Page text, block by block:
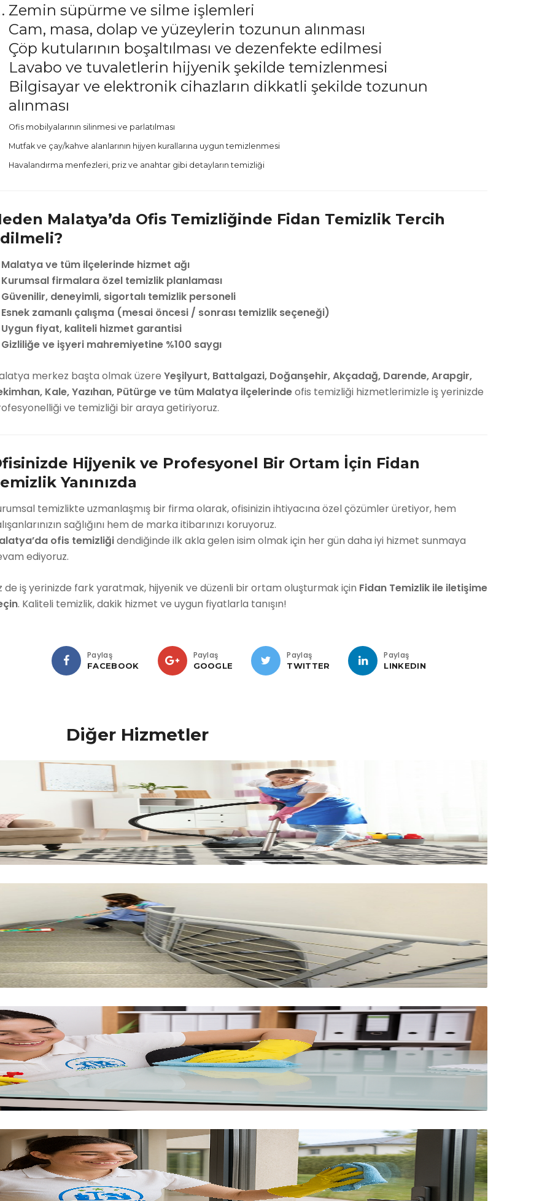
Zemin süpürme ve silme işlemleri
Cam, masa, dolap ve yüzeylerin tozunun alınması
Çöp kutularının boşaltılması ve dezenfekte edilmesi
Lavabo ve tuvaletlerin hijyenik şekilde temizlenmesi
Bilgisayar ve elektronik cihazların dikkatli şekilde tozunun
alınması
Ofis mobilyalarının silinmesi ve parlatılması
Mutfak ve çay/kahve alanlarının hijyen kurallarına uygun temizlenmesi
Havalandırma menfezleri, priz ve anahtar gibi detayların temizliği
Malatya’da Ofis Temizliğinde Fidan Temizlik Tercih
Malatya ve tüm ilçelerinde hizmet ağı
Kurumsal firmalara özel temizlik planlaması
Güvenilir, deneyimli, sigortalı temizlik personeli
Esnek zamanlı çalışma (mesai öncesi / sonrası temizlik seçeneği)
Uygun fiyat, kaliteli hizmet garantisi
Gizliliğe ve işyeri mahremiyetine %100 saygı
merkez başta olmak üzere Yeşilyurt, Battalgazi, Doğanşehir, Akçadağ, Darende, Arapgir,
Kale, Yazıhan, Pütürge ve tüm Malatya ilçelerindeofis temizliği hizmetlerimizle iş yerinizde
ve temizliği bir araya getiriyoruz.
Hijyenik ve Profesyonel Bir Ortam İçin Fidan
Yanınızda
temizlikte uzmanlaşmış bir firma olarak, ofisinizin ihtiyacına özel çözümler üretiyor, hem
sağlığını hem de marka itibarınızı koruyoruz.
ofis temizliğidendiğinde ilk akla gelen isim olmak için her gün daha iyi hizmet sunmaya
ediyoruz.
de iş yerinizde fark yaratmak, hijyenik ve düzenli bir ortam oluşturmak için Fidan Temizlik ile iletişime
. Kaliteli temizlik, dakik hizmet ve uygun fiyatlarla tanışın!
Paylaş
FACEBOOK
Paylaş
GOOGLE
Paylaş
TWITTER
Paylaş
LINKEDIN
Diğer Hizmetler